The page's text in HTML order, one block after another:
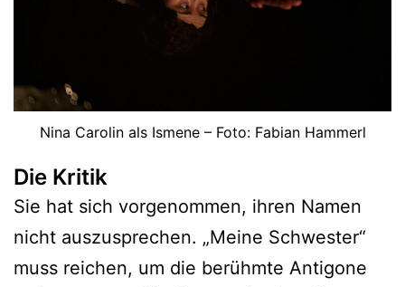
Nina Carolin als Ismene – Foto: Fabian Hammerl
Die Kritik
Sie hat sich vorgenommen, ihren Namen
nicht auszusprechen. „Meine Schwester“
muss reichen, um die berühmte Antigone